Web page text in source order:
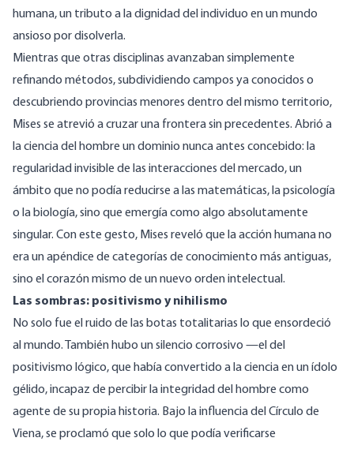
humana, un tributo a la dignidad del individuo en un mundo
ansioso por disolverla.
Mientras que otras disciplinas avanzaban simplemente
refinando métodos, subdividiendo campos ya conocidos o
descubriendo provincias menores dentro del mismo territorio,
Mises se atrevió a cruzar una frontera sin precedentes. Abrió a
la ciencia del hombre un dominio nunca antes concebido: la
regularidad invisible de las interacciones del mercado, un
ámbito que no podía reducirse a las matemáticas, la psicología
o la biología, sino que emergía como algo absolutamente
singular. Con este gesto, Mises reveló que la acción humana no
era un apéndice de categorías de conocimiento más antiguas,
sino el corazón mismo de un nuevo orden intelectual.
Las sombras: positivismo y nihilismo
No solo fue el ruido de las botas totalitarias lo que ensordeció
al mundo. También hubo un silencio corrosivo —el del
positivismo lógico, que había convertido a la ciencia en un ídolo
gélido, incapaz de percibir la integridad del hombre como
agente de su propia historia. Bajo la influencia del Círculo de
Viena, se proclamó que solo lo que podía verificarse